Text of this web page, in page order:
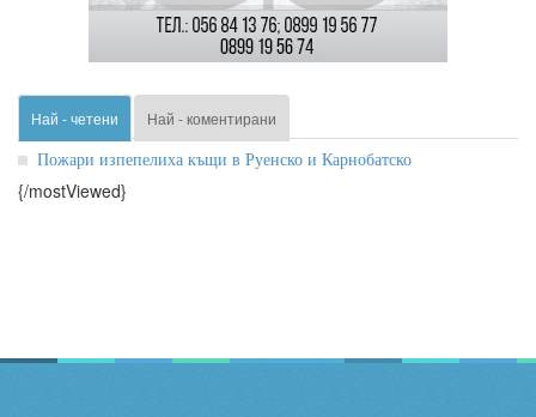
Най - четени Най - коментирани
Пожари изпепелиха къщи в Руенско и Карнобатско
{/mostViewed}